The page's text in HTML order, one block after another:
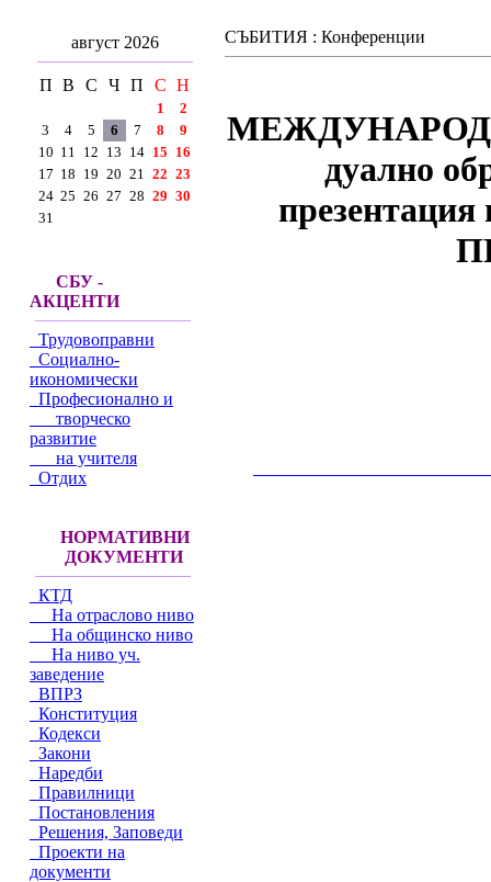
август 2026
П В С Ч П С Н
1
2
3
4 5 6 7 8
9
10 11 12 13 14 15 16
17 18 19 20 21 22 23
24 25 26 27 28 29 30
31
СБУ -
АКЦЕНТИ
Трудовоправни
Социално-
икономически
Професионално и
творческо
развитие
на учителя
Отдих
НОРМАТИВНИ
ДОКУМЕНТИ
КТД
На отраслово ниво
На общинско ниво
На ниво уч.
заведение
ВПРЗ
Конституция
Кодекси
Закони
Наредби
Правилници
Постановления
Решения, Заповеди
Проекти на
документи
СЪБИТИЯ : Конференции
дуално